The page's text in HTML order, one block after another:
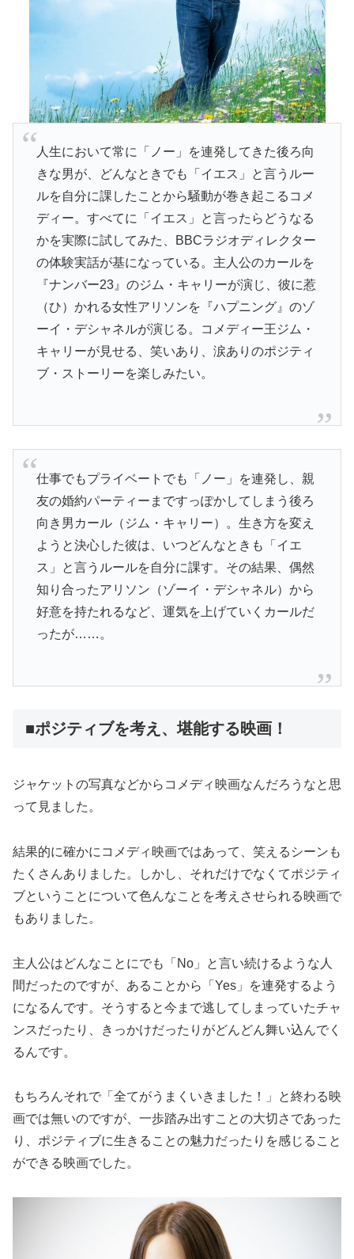
人生において常に「ノー」を連発してきた後ろ向
きな男が、どんなときでも「イエス」と言うルー
ルを自分に課したことから騒動が巻き起こるコメ
ディー。すべてに「イエス」と言ったらどうなる
かを実際に試してみた、BBCラジオディレクター
の体験実話が基になっている。主人公のカールを
『ナンバー23』のジム・キャリーが演じ、彼に惹
（ひ）かれる女性アリソンを『ハプニング』のゾ
ーイ・デシャネルが演じる。コメディー王ジム・
キャリーが見せる、笑いあり、涙ありのポジティ
ブ・ストーリーを楽しみたい。
仕事でもプライベートでも「ノー」を連発し、親
友の婚約パーティーまですっぽかしてしまう後ろ
向き男カール（ジム・キャリー）。生き方を変え
ようと決心した彼は、いつどんなときも「イエ
ス」と言うルールを自分に課す。その結果、偶然
知り合ったアリソン（ゾーイ・デシャネル）から
好意を持たれるなど、運気を上げていくカールだ
ったが……。
■ポジティブを考え、堪能する映画！
ジャケットの写真などからコメディ映画なんだろうなと思
って見ました。
結果的に確かにコメディ映画ではあって、笑えるシーンも
たくさんありました。しかし、それだけでなくてポジティ
ブということについて色んなことを考えさせられる映画で
もありました。
主人公はどんなことにでも「No」と言い続けるような人
間だったのですが、あることから「Yes」を連発するよう
になるんです。そうすると今まで逃してしまっていたチャ
ンスだったり、きっかけだったりがどんどん舞い込んでく
るんです。
もちろんそれで「全てがうまくいきました！」と終わる映
画では無いのですが、一歩踏み出すことの大切さであった
り、ポジティブに生きることの魅力だったりを感じること
ができる映画でした。